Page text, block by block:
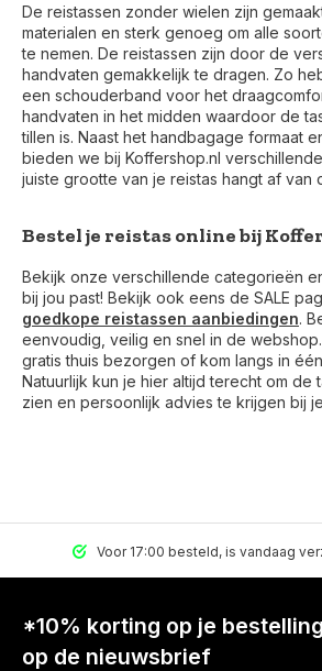
De reistassen zonder wielen zijn
materialen en sterk genoeg om alle
te nemen. De reistassen zijn door de
handvaten gemakkelijk te dragen. Zo
een schouderband voor het
handvaten in het midden waardoor de
tillen is. Naast het handbagage formaat
bieden we bij Koffershop.nl
juiste grootte van je reistas hangt af van
Bestel je reistas online bij
Bekijk onze verschillende categorieën
bij jou past! Bekijk ook eens de SALE
goedkope reistassen aanbiedingen.
eenvoudig, veilig en snel in de
gratis thuis bezorgen of kom langs in
Natuurlijk kun je hier altijd terecht om de
zien en persoonlijk advies te krijgen bij
(ma-vr) Gratis
*10% korting op je
op de nieuwsbrief